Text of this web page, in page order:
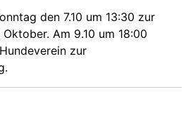
den 7.10 um 13:30 zur
Am 9.10 um 18:00
zur